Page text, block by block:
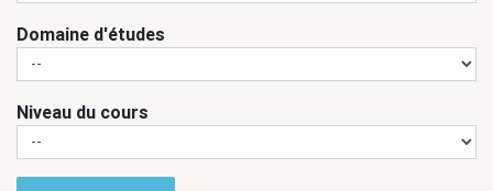
Domaine d'études
Niveau du cours